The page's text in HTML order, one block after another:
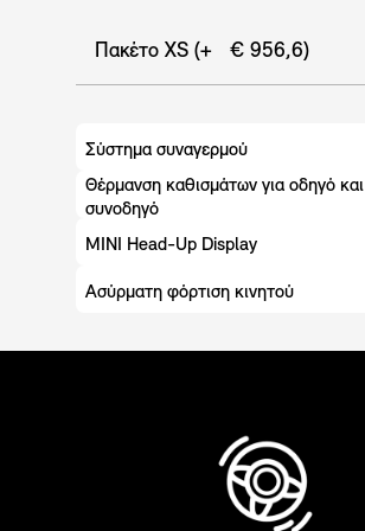
Πακέτο XS (+ € 956,6)
Σύστημα συναγερμού
Θέρμανση καθισμάτων για οδηγό και
συνοδηγό
MINI Head-Up Display
Ασύρματη φόρτιση κινητού